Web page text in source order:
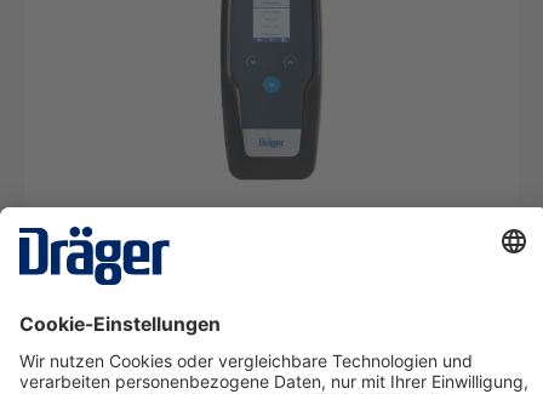
X-act 7000
SRM14913
Ab 31,83 €* pro Tag
Details